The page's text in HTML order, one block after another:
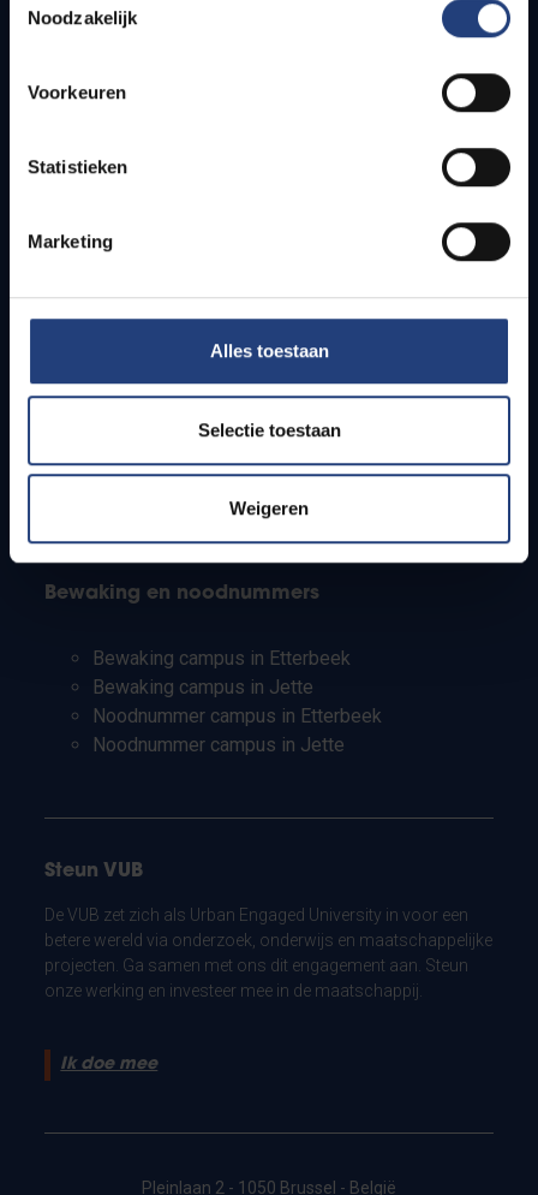
Noodzakelijk
Voorkeuren
Statistieken
Marketing
Alles toestaan
Selectie toestaan
Weigeren
Snel naar
Bereikbaarheid
Studenten
PhD-studenten
Leerkrachten en secundaire scholen
Bewaking en noodnummers
Bewaking campus in Etterbeek
Bewaking campus in Jette
Noodnummer campus in Etterbeek
Noodnummer campus in Jette
Steun VUB
De VUB zet zich als Urban Engaged University in voor een
betere wereld via onderzoek, onderwijs en maatschappelijke
projecten. Ga samen met ons dit engagement aan. Steun
onze werking en investeer mee in de maatschappij.
Ik doe mee
Pleinlaan 2 - 1050 Brussel - België